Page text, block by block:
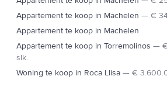
Appartement te koop in Machelen —€
Appartement te koop in Machelen
Appartement te koop in Torremolinos —
slk.
Woning te koop in Roca Llisa —€